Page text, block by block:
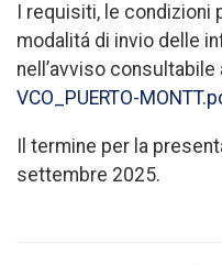
I requisiti, le
modalitá di invio delle
nell’avviso
VCO_PUERTO-
Il termine per la
settembre 2025.